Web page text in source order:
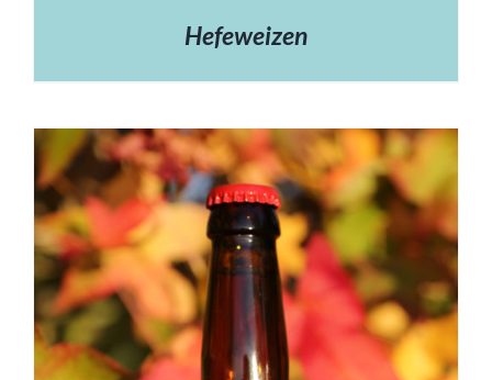
Hefeweizen